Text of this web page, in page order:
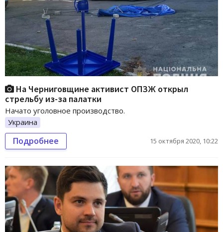
На Черниговщине активист ОПЗЖ открыл
стрельбу из-за палатки
Начато уголовное производство.
Украина
Подробнее 15 октября 2020, 10:22